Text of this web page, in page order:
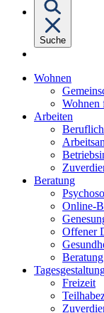
Suche
Wohnen
von
Wohnen
Arbeiten
von
Beratung
von
Online-
Offener
Freizeit